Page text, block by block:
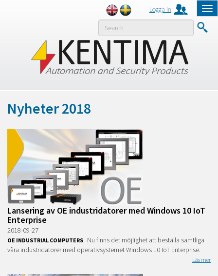
Logga in
MENY
Nyheter 2018
Lansering av OE industridatorer med Windows 10 IoT
Enterprise
2018-09-27
OE INDUSTRIAL COMPUTERS Nu finns det möjlighet att beställa samtliga
våra industridatorer med operativsystemet Windows 10 IoT Enterprise.
Läs mer